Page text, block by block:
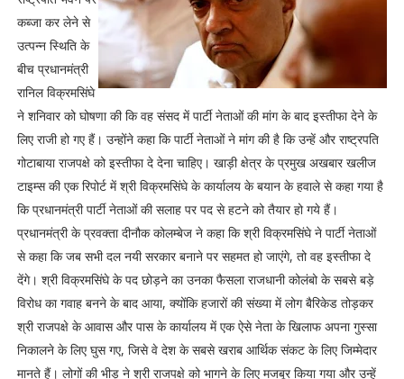
कब्जा कर लेने से
उत्पन्न स्थिति के
बीच प्रधानमंत्री
रानिल विक्रमसिंघे
ने शनिवार को घोषणा की कि वह संसद में पार्टी नेताओं की मांग के बाद इस्तीफा देने के
लिए राजी हो गए हैं। उन्होंने कहा कि पार्टी नेताओं ने मांग की है कि उन्हें और राष्ट्रपति
गोटाबाया राजपक्षे को इस्तीफा दे देना चाहिए। खाड़ी क्षेत्र के प्रमुख अखबार खलीज
टाइम्स की एक रिपोर्ट में श्री विक्रमसिंघे के कार्यालय के बयान के हवाले से कहा गया है
कि प्रधानमंत्री पार्टी नेताओं की सलाह पर पद से हटने को तैयार हो गये हैं।
प्रधानमंत्री के प्रवक्ता दीनौक कोलम्बेज ने कहा कि श्री विक्रमसिंघे ने पार्टी नेताओं
से कहा कि जब सभी दल नयी सरकार बनाने पर सहमत हो जाएंगे, तो वह इस्तीफा दे
देंगे। श्री विक्रमसिंघे के पद छोड़ने का उनका फैसला राजधानी कोलंबो के सबसे बड़े
विरोध का गवाह बनने के बाद आया, क्योंकि हजारों की संख्या में लोग बैरिकेड तोड़कर
श्री राजपक्षे के आवास और पास के कार्यालय में एक ऐसे नेता के खिलाफ अपना गुस्सा
निकालने के लिए घुस गए, जिसे वे देश के सबसे खराब आर्थिक संकट के लिए जिम्मेदार
मानते हैं। लोगों की भीड़ ने श्री राजपक्षे को भागने के लिए मजबूर किया गया और उन्हें